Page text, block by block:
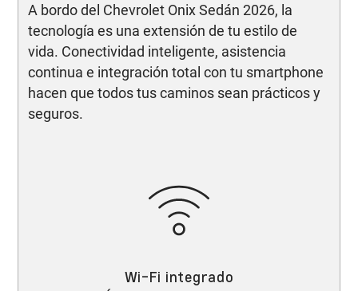
A bordo del Chevrolet Onix Sedán 2026, la
tecnología es una extensión de tu estilo de
vida. Conectividad inteligente, asistencia
continua e integración total con tu smartphone
hacen que todos tus caminos sean prácticos y
seguros.
Wi-Fi integrado